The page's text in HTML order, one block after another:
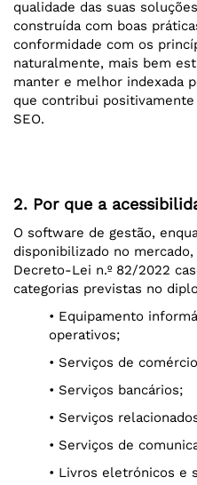
qualidade das suas
construída com boas
conformidade com os
naturalmente, mais bem
manter e melhor indexada
que contribui
SEO.
2. Por que a
O software de gestão,
disponibilizado no
Decreto-Lei n.º 82/2022
categorias previstas no
• Equipamento
operativos;
• Serviços de
• Serviços bancários;
• Serviços
• Serviços de
• Livros eletrónicos e